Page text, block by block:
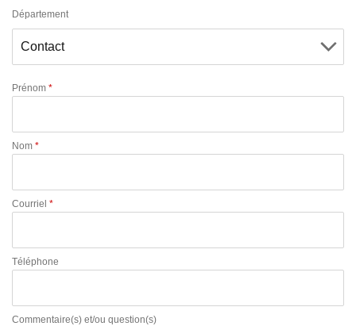
Département
Prénom *
Nom *
Courriel *
Téléphone
Commentaire(s) et/ou question(s)